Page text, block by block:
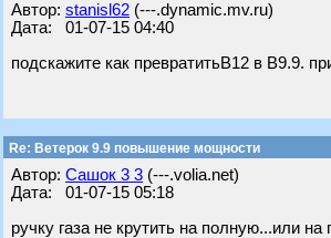
Автор: stanisl62 (---.dynamic.mv.ru)
Дата: 01-07-15 04:40
подскажите как превратитьВ12 в В9.9.
Re: Ветерок 9.9 повышение мощности
Автор: Сашок 3 3 (---.volia.net)
Дата: 01-07-15 05:18
ручку газа не крутить на полную...или на